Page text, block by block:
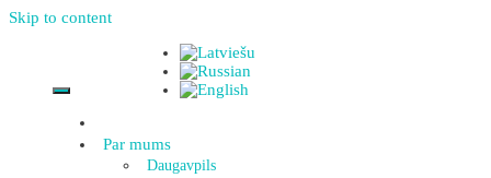
Skip to content
Par mums
Daugavpils